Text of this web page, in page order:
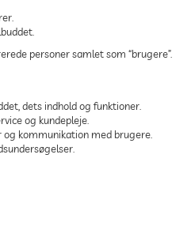
personer samlet som “brugere”.
dets indhold og funktioner.
og kundepleje.
kommunikation med brugere.